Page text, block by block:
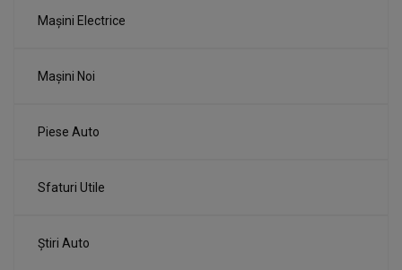
Mașini Electrice
Mașini Noi
Piese Auto
Sfaturi Utile
Știri Auto